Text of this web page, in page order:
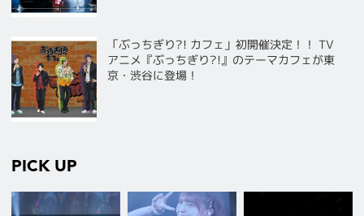
「ぶっちぎり?! カフェ」初開催決定！！ TV
アニメ『ぶっちぎり?!』のテーマカフェが東
京・渋谷に登場！
PICK UP